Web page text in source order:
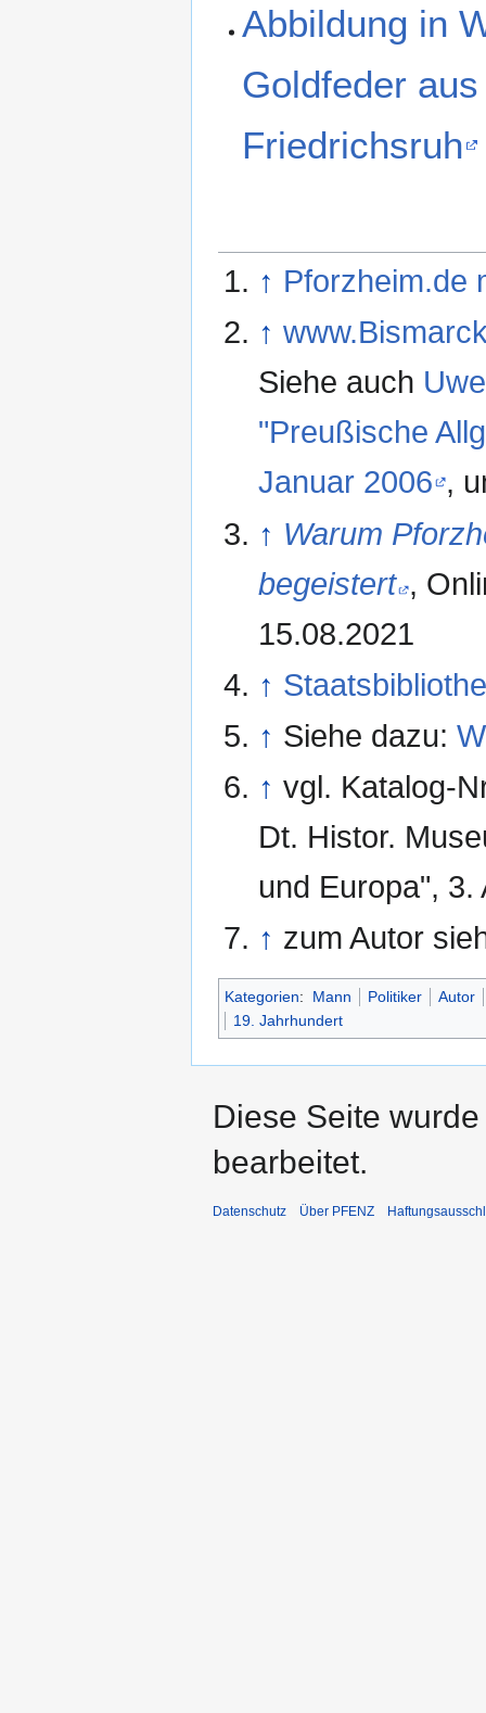
Abbildung in
Goldfeder
Friedrichsruh
↑ Pforzheim.de
↑
Siehe auch
"Preußische
Januar 2006 ,
↑ Warum
begeistert ,
15.08.2021
↑
↑ Siehe dazu:
↑ vgl. Katalog-
Dt. Histor.
und Europa", 3.
↑ zum Autor
Kategorien: Mann Politiker
Autor
19. Jahrhundert
Diese Seite
bearbeitet.
Datenschutz Über PFENZ